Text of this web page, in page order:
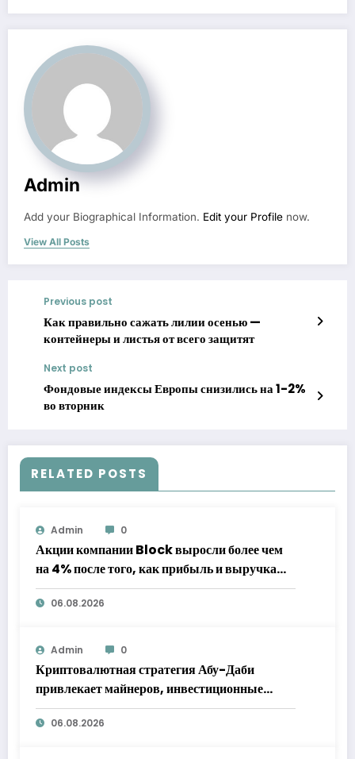
Admin
Add your Biographical Information. Edit your Profile now.
View All Posts
Previous post
Как правильно сажать лилии осенью —
контейнеры и листья от всего защитят
Next post
Фондовые индексы Европы снизились на 1-2%
во вторник
RELATED POSTS
Admin 0
Акции компании Block выросли более чем
на 4% после того, как прибыль и выручка
превзошли прогнозы
06.08.2026
Admin 0
Криптовалютная стратегия Абу-Даби
привлекает майнеров, инвестиционные
фонды и мировых гигантов
06.08.2026